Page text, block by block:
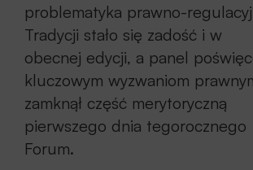
II dzień – 21 września 2022
Sesja VI – Wyzwania
co wojna na Ukrainie mówi
o potrzebach zmian w
wspólnych działaniach w
spółdzielczej. Zapewnienie
problematyka prawno-
Tradycji stało się zadość i w
obecnej edycji, a panel
kluczowym wyzwaniom
zamknął część merytoryczną
pierwszego dnia tegorocznego
Forum.